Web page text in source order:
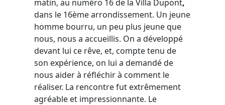
matin, au numéro 16 de la Villa Dupont,
dans le 16ème arrondissement. Un jeune
homme bourru, un peu plus jeune que
nous, nous a accueillis. On a développé
devant lui ce rêve, et, compte tenu de
son expérience, on lui a demandé de
nous aider à réfléchir à comment le
réaliser. La rencontre fut extrêmement
agréable et impressionnante. Le